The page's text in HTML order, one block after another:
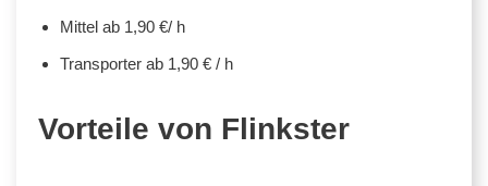
Mittel ab 1,90 €/ h
Transporter ab 1,90 € / h
Vorteile von Flinkster